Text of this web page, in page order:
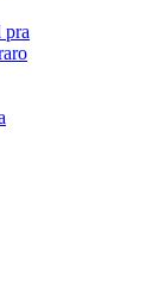
pra